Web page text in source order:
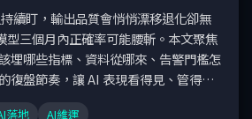
續盯，輸出品質會悄悄漂移退化卻無
三個月內正確率可能腰斬。本文聚焦
埋哪些指標、資料從哪來、告警門檻怎
復盤節奏，讓 AI 表現看得見、管得
落地 AI維運